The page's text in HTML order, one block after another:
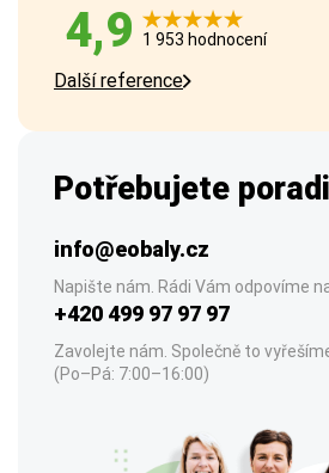
4,9 1 953 hodnocení
Další reference
Potřebujete
info@eobaly.cz
Napište nám. Rádi Vám odpovíme
+420 499 97 97 97
Zavolejte nám. Společně to
(Po–Pá: 7:00–16:00)